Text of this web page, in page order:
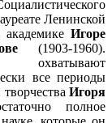
Ленинской
Игоре
(1903-1960).
охватывают
все периоды
Игоря
полное